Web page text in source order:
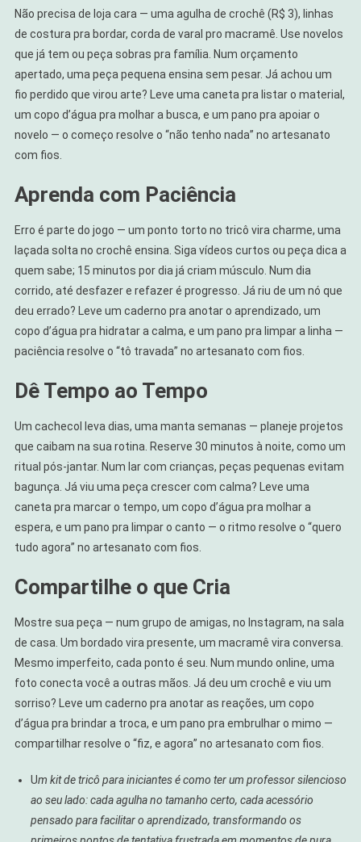
Não precisa de loja cara — uma agulha de crochê (R$ 3), linhas
de costura pra bordar, corda de varal pro macramê. Use novelos
que já tem ou peça sobras pra família. Num orçamento
apertado, uma peça pequena ensina sem pesar. Já achou um
fio perdido que virou arte? Leve uma caneta pra listar o material,
um copo d’água pra molhar a busca, e um pano pra apoiar o
novelo — o começo resolve o “não tenho nada” no artesanato
com fios.
Aprenda com Paciência
Erro é parte do jogo — um ponto torto no tricô vira charme, uma
laçada solta no crochê ensina. Siga vídeos curtos ou peça dica a
quem sabe; 15 minutos por dia já criam músculo. Num dia
corrido, até desfazer e refazer é progresso. Já riu de um nó que
deu errado? Leve um caderno pra anotar o aprendizado, um
copo d’água pra hidratar a calma, e um pano pra limpar a linha —
paciência resolve o “tô travada” no artesanato com fios.
Dê Tempo ao Tempo
Um cachecol leva dias, uma manta semanas — planeje projetos
que caibam na sua rotina. Reserve 30 minutos à noite, como um
ritual pós-jantar. Num lar com crianças, peças pequenas evitam
bagunça. Já viu uma peça crescer com calma? Leve uma
caneta pra marcar o tempo, um copo d’água pra molhar a
espera, e um pano pra limpar o canto — o ritmo resolve o “quero
tudo agora” no artesanato com fios.
Compartilhe o que Cria
Mostre sua peça — num grupo de amigas, no Instagram, na sala
de casa. Um bordado vira presente, um macramê vira conversa.
Mesmo imperfeito, cada ponto é seu. Num mundo online, uma
foto conecta você a outras mãos. Já deu um crochê e viu um
sorriso? Leve um caderno pra anotar as reações, um copo
d’água pra brindar a troca, e um pano pra embrulhar o mimo —
compartilhar resolve o “fiz, e agora” no artesanato com fios.
Um kit de tricô para iniciantes é como ter um professor silencioso
ao seu lado: cada agulha no tamanho certo, cada acessório
pensado para facilitar o aprendizado, transformando os